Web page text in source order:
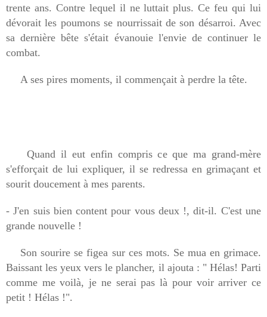
trente ans. Contre lequel il ne luttait plus. Ce feu qui lui
dévorait les poumons se nourrissait de son désarroi. Avec
sa dernière bête s'était évanouie l'envie de continuer le
combat.
A ses pires moments, il commençait à perdre la tête.
Quand il eut enfin compris ce que ma grand-mère
s'efforçait de lui expliquer, il se redressa en grimaçant et
sourit doucement à mes parents.
- J'en suis bien content pour vous deux !, dit-il. C'est une
grande nouvelle !
Son sourire se figea sur ces mots. Se mua en grimace.
Baissant les yeux vers le plancher, il ajouta : " Hélas! Parti
comme me voilà, je ne serai pas là pour voir arriver ce
petit ! Hélas !".